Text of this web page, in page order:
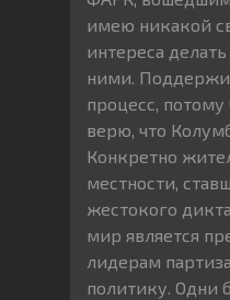
имею никакой
интереса
ними.
процесс,
верю, что
Конкретно
местности,
жестокого
мир является
лидерам
политику. Одни